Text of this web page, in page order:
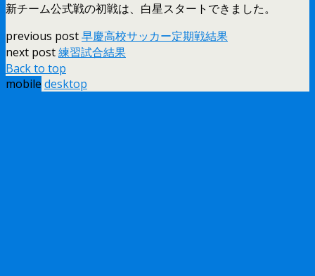
新チーム公式戦の初戦は、白星スタートできました。
previous post早慶高校サッカー定期戦結果
next post練習試合結果
Back to top
mobile desktop